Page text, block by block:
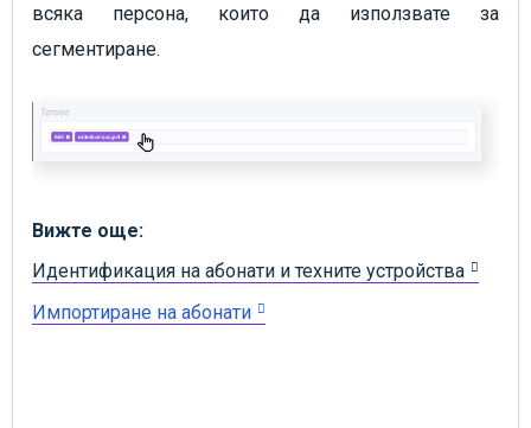
всяка персона, които да използвате за
сегментиране.
Вижте още:
Идентификация на абонати и техните устройства
Импортиране на абонати